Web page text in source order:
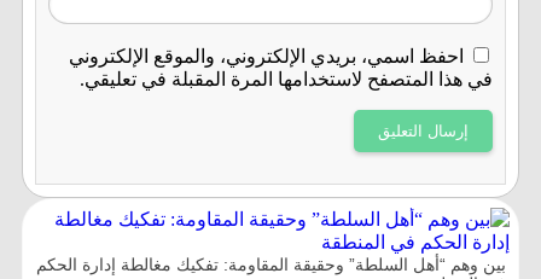
احفظ اسمي، بريدي الإلكتروني، والموقع الإلكتروني
في هذا المتصفح لاستخدامها المرة المقبلة في تعليقي.
بين وهم “أهل السلطة” وحقيقة المقاومة: تفكيك مغالطة إدارة الحكم